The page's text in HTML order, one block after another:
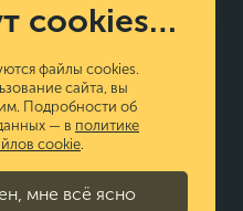
Все права защищены
cookies…
файлы cookies.
сайта, вы
Подробности об
— в политике
cookie.
мне всё ясно